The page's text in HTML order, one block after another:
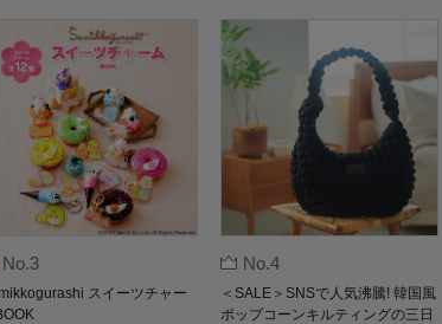
No.3
スイーツチャー
No.4
＜SALE＞SNSで人気沸騰! 韓国風
ポップコーンキルティングの三日